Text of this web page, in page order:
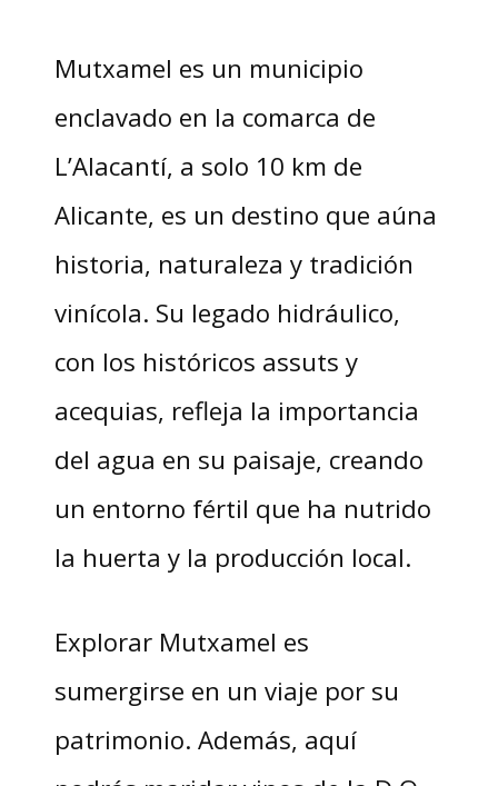
Mutxamel es un municipio
enclavado en la comarca de
L’Alacantí, a solo 10 km de
Alicante, es un destino que aúna
historia, naturaleza y tradición
vinícola. Su legado hidráulico,
con los históricos assuts y
acequias, refleja la importancia
del agua en su paisaje, creando
un entorno fértil que ha nutrido
la huerta y la producción local.
Explorar Mutxamel es
sumergirse en un viaje por su
patrimonio. Además, aquí